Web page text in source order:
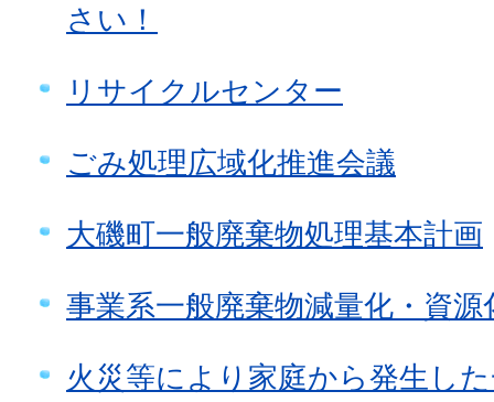
さい！
リサイクルセンター
ごみ処理広域化推進会議
大磯町一般廃棄物処理基本計画
事業系一般廃棄物減量化・資源
火災等により家庭から発生し